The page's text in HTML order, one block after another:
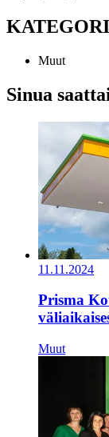
Muut
Sinua
11.11.2024
Prisma
Muut